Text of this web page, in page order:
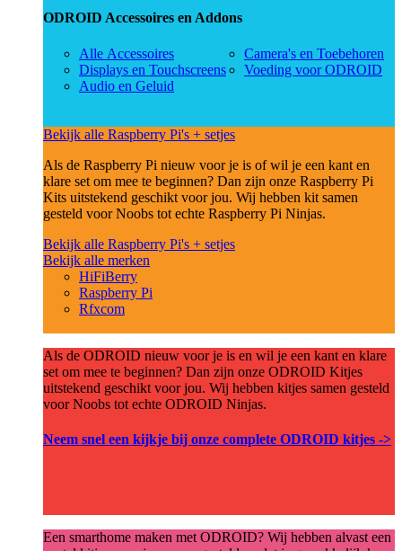
ODROID Accessoires en Addons
Alle Accessoires
Displays en Touchscreens
Audio en Geluid
Camera's en Toebehoren
Voeding voor ODROID
Bekijk alle Raspberry Pi's + setjes
Als de Raspberry Pi nieuw voor je is of wil je een kant en
klare set om mee te beginnen? Dan zijn onze Raspberry Pi
Kits uitstekend geschikt voor jou. Wij hebben kit samen
gesteld voor Noobs tot echte Raspberry Pi Ninjas.
Bekijk alle Raspberry Pi's + setjes
Bekijk alle merken
HiFiBerry
Raspberry Pi
Rfxcom
Als de ODROID nieuw voor je is en wil je een kant en klare
set om mee te beginnen? Dan zijn onze ODROID Kitjes
uitstekend geschikt voor jou. Wij hebben kitjes samen gesteld
voor Noobs tot echte ODROID Ninjas.
Neem snel een kijkje bij onze complete ODROID kitjes ->
Een smarthome maken met ODROID? Wij hebben alvast een